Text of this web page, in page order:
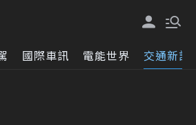
國際車訊 電能世界 交通新訊